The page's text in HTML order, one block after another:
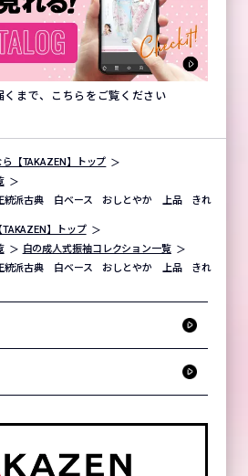
まで、こちらをご覧ください
【TAKAZEN】トップ
統派古典 白ベース おしとやか 上品 きれ
】トップ
白の成人式振袖コレクション一覧
統派古典 白ベース おしとやか 上品 きれ